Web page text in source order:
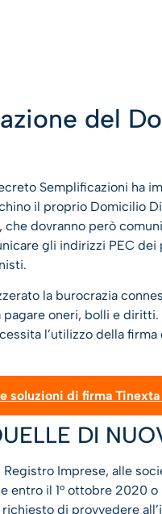
del
Semplificazioni ha
il proprio Domicilio
dovranno però
gli indirizzi PEC
la burocrazia
oneri, bolli e
l’utilizzo della
soluzioni di firma
DI
Imprese, alle
entro il 1° ottobre 2020
di provvedere